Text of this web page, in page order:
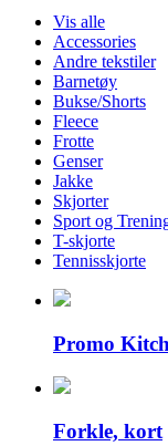
Vis alle
Accessories
Andre tekstiler
Barnetøy
Bukse/Shorts
Fleece
Frotte
Genser
Jakke
Skjorter
Sport og
T-skjorte
Tennisskjorte
Promo
Forkle, kort